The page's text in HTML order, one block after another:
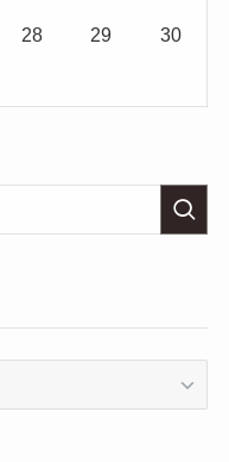
28 29 30